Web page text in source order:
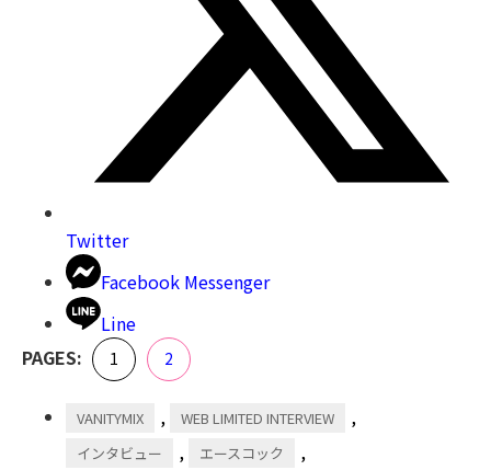
Twitter
Facebook Messenger
Line
PAGES:
Page
1 Page
2
VANITYMIX , WEB LIMITED INTERVIEW ,
インタビュー , エースコック ,